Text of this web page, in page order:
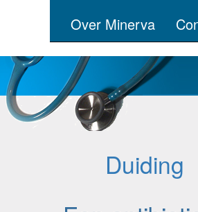
Over Minerva
Duiding